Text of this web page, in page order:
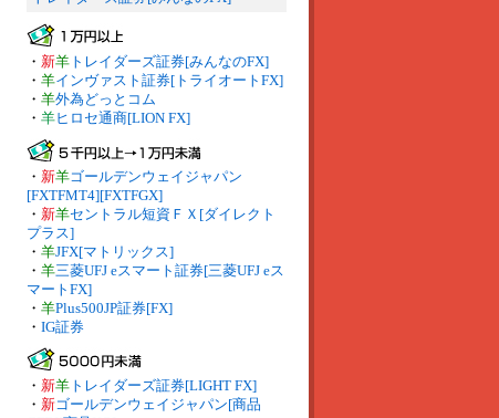
・ 新羊 トレイダーズ証券[みんなのFX]
・ 羊インヴァスト証券[トライオートFX]
・ 羊外為どっとコム
・ 羊ヒロセ通商[LION FX]
・ 新羊ゴールデンウェイジャパン
[FXTFMT4][FXTFGX]
・ 新羊セントラル短資ＦＸ[ダイレクト
プラス]
・ 羊JFX[マトリックス]
・ 羊三菱UFJ eスマート証券[三菱UFJ eス
マートFX]
・ 羊Plus500JP証券[FX]
・ IG証券
・ 新羊 トレイダーズ証券[LIGHT FX]
・ 新ゴールデンウェイジャパン[商品